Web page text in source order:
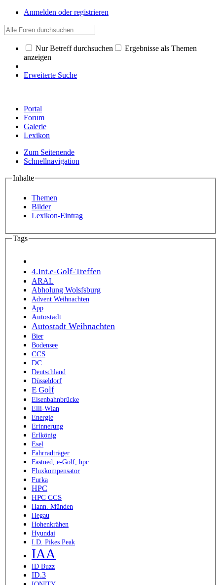
Anmelden oder registrieren
Nur Betreff durchsuchen
Ergebnisse als Themen
anzeigen
Erweiterte Suche
Portal
Forum
Galerie
Lexikon
Zum Seitenende
Schnellnavigation
Inhalte
Themen
Bilder
Lexikon-Eintrag
Tags
4.Int.e-Golf-Treffen
ARAL
Abholung Wolsfsburg
Advent Weihnachten
App
Autostadt
Autostadt Weihnachten
Bier
Bodensee
CCS
DC
Deutschland
Düsseldorf
E Golf
Eisenbahnbrücke
Elli-Wlan
Energie
Erinnerung
Erlkönig
Esel
Fahrradträger
Fastned, e-Golf, hpc
Fluxkompensator
Furka
HPC
HPC CCS
Hann. Münden
Hegau
Hohenkrähen
Hyundai
I.D. Pikes Peak
IAA
ID Buzz
ID.3